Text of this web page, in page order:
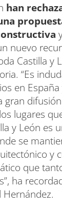
han
nuevo
Castilla y
“Es
en
gran
lugares
y León es
se
y
que
ha
Hernández.